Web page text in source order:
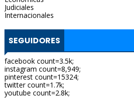
Judiciales
Internacionales
SEGUIDORES
facebook count=3.5k;
instagram count=8,949;
pinterest count=15324;
twitter count=1.7k;
youtube count=2.8k;